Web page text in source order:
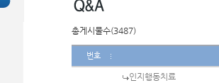
총게시물수(3487)
번호
인지행동치료